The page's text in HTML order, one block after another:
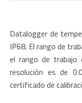
Datalogger de
IP68. El rango de
el rango de
resolución es de
certificado de